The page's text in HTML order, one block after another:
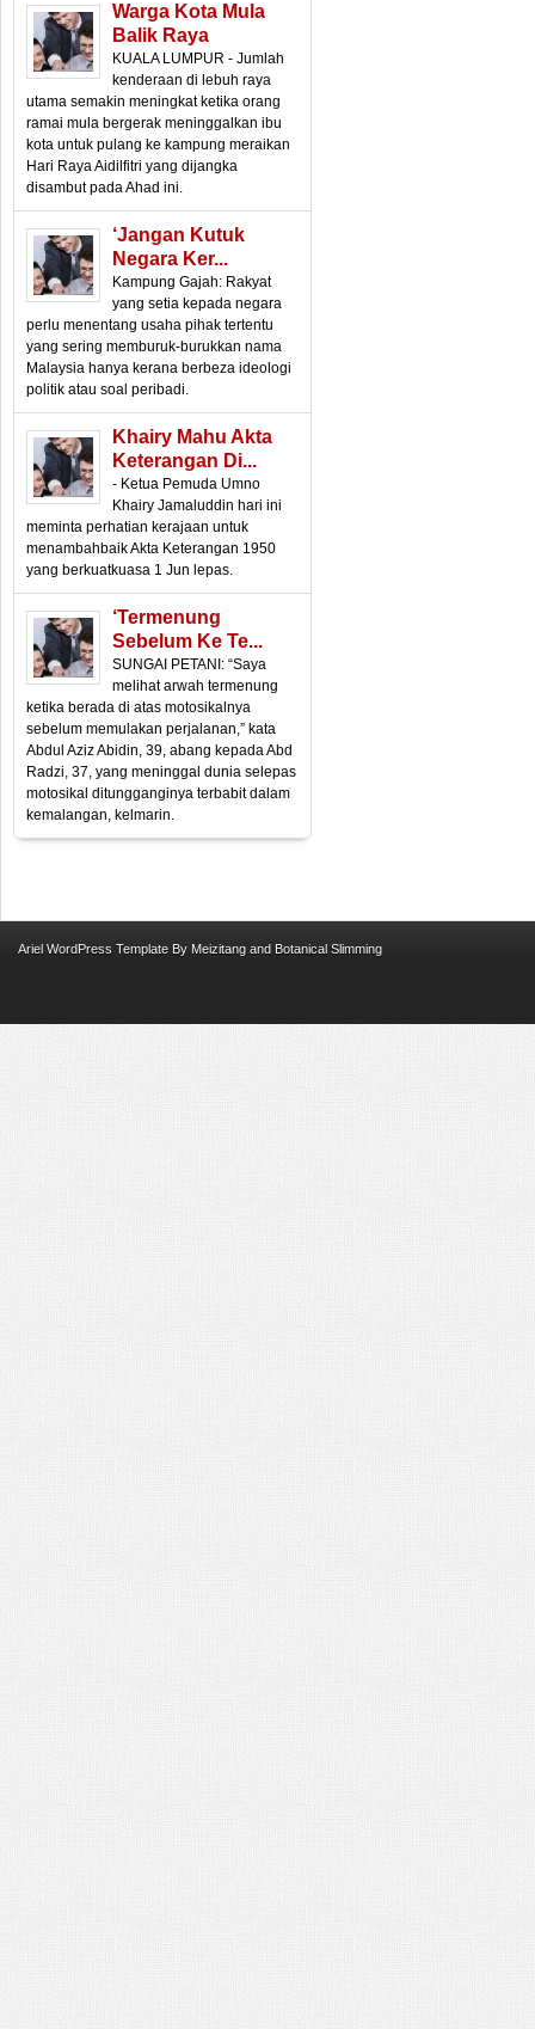
Warga Kota Mula
Balik Raya
KUALA LUMPUR - Jumlah
kenderaan di lebuh raya
utama semakin meningkat ketika orang
ramai mula bergerak meninggalkan ibu
kota untuk pulang ke kampung meraikan
Hari Raya Aidilfitri yang dijangka
disambut pada Ahad ini.
‘Jangan Kutuk
Negara Ker...
Kampung Gajah: Rakyat
yang setia kepada negara
perlu menentang usaha pihak tertentu
yang sering memburuk-burukkan nama
Malaysia hanya kerana berbeza ideologi
politik atau soal peribadi.
Khairy Mahu Akta
Keterangan Di...
- Ketua Pemuda Umno
Khairy Jamaluddin hari ini
meminta perhatian kerajaan untuk
menambahbaik Akta Keterangan 1950
yang berkuatkuasa 1 Jun lepas.
‘Termenung
Sebelum Ke Te...
SUNGAI PETANI: “Saya
melihat arwah termenung
ketika berada di atas motosikalnya
sebelum memulakan perjalanan,” kata
Abdul Aziz Abidin, 39, abang kepada Abd
Radzi, 37, yang meninggal dunia selepas
motosikal ditungganginya terbabit dalam
kemalangan, kelmarin.
Ariel WordPress Template By Meizitang and Botanical Slimming